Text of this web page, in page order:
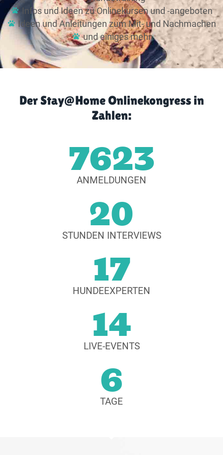
Infos und Ideen zu Onlinekursen und -angeboten
Ideen und Anleitungen zum Mit- und Nachmachen
und einiges mehr​
Der Stay@Home Onlinekongress in
Zahlen:
ANMELDUNGEN
7623
STUNDEN INTERVIEWS
20
HUNDEEXPERTEN
17
LIVE-EVENTS
14
TAGE
6